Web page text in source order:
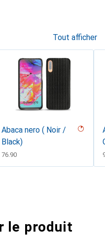
Tout afficher
Abaca nero ( Noir /
Black)
CHF
76.90
le produit